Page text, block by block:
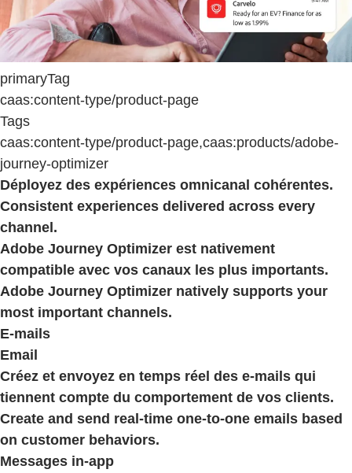
primaryTag
caas:content-type/product-page
Tags
caas:content-type/product-page,caas:products/adobe-
journey-optimizer
Déployez des expériences omnicanal cohérentes.
Consistent experiences delivered across every
channel.
Adobe Journey Optimizer est nativement
compatible avec vos canaux les plus importants.
Adobe Journey Optimizer natively supports your
most important channels.
E-mails
Email
Créez et envoyez en temps réel des e-mails qui
tiennent compte du comportement de vos clients.
Create and send real-time one-to-one emails based
on customer behaviors.
Messages in-app